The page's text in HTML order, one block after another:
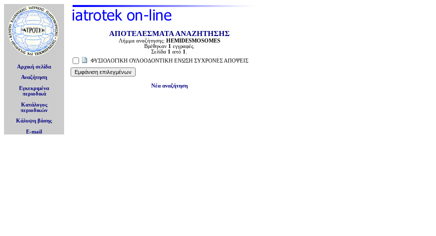
Αρχική σελίδα
Αναζήτηση
Εγκεκριμένα
περιοδικά
Κατάλογος
περιοδικών
Κάλυψη βάσης
E-mail
ΑΠΟΤΕΛΕΣΜΑΤΑ ΑΝΑΖΗΤΗΣΗΣ
Λήμμα αναζήτησης: HEMIDESMOSOMES
Βρέθηκαν 1 εγγραφές.
Σελίδα 1 από 1
ΦΥΣΙΟΛΟΓΙΚΗ ΟΥΛΟΟΔΟΝΤΙΚΗ ΕΝΩΣΗ ΣΥΧΡΟΝΕΣ ΑΠΟΨΕΙΣ
Νέα αναζήτηση